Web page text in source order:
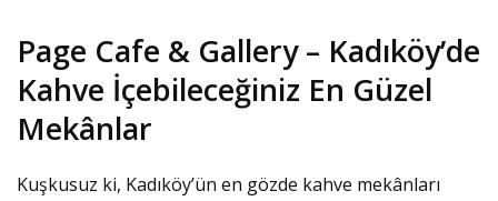
Page Cafe & Gallery – Kadıköy’de
Kahve İçebileceğiniz En Güzel
Mekânlar
Kuşkusuz ki, Kadıköy’ün en gözde kahve mekânları